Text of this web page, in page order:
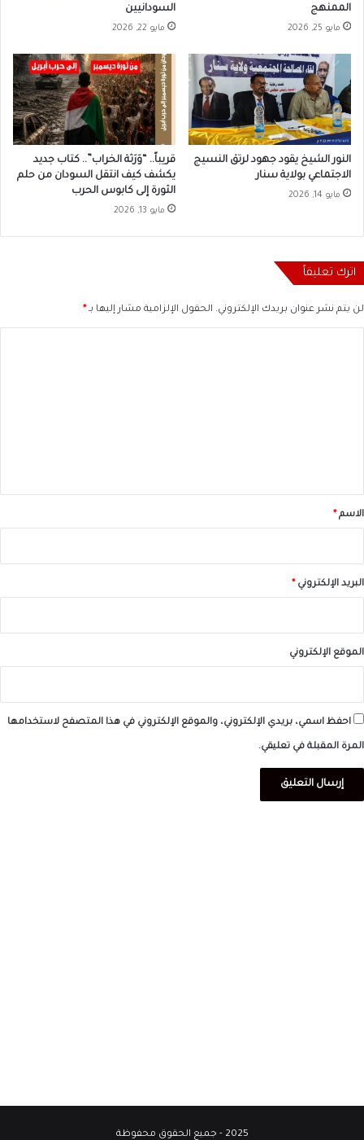
الممنهج
مايو 25, 2026
السودانيين
مايو 22, 2026
النور الشيخ يقود جهود لرتق النسيج
الاجتماعي بولاية سنار
مايو 14, 2026
قريباً.. “وَرَثة الخراب”.. كتاب جديد
يكشف كيف انتقل السودان من حلم
الثورة إلى كابوس الحرب
مايو 13, 2026
اترك تعليقاً
لن يتم نشر عنوان بريدك الإلكتروني. الحقول الإلزامية مشار إليها بـ *
*الاسم *
البريد الإلكتروني *
الموقع الإلكتروني
احفظ اسمي، بريدي الإلكتروني، والموقع الإلكتروني في هذا المتصفح لاستخدامها
المرة المقبلة في تعليقي.
2025 - جميع الحقوق محفوظة